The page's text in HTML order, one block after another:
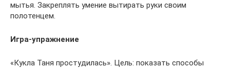
мытья. Закреплять умение вытирать руки своим
полотенцем.
Игра-упражнение
«Кукла Таня простудилась». Цель: показать способы